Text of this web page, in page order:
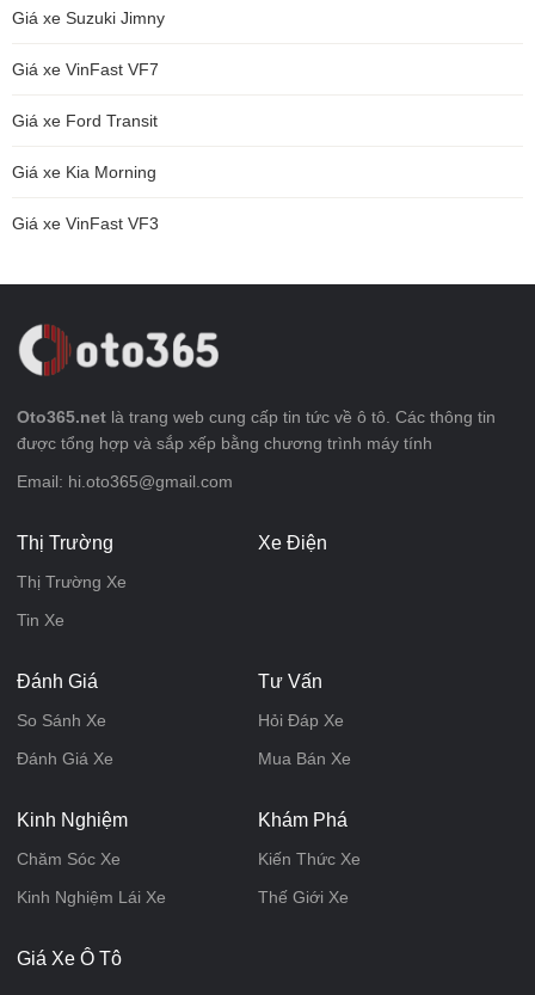
Giá xe Suzuki Jimny
Giá xe VinFast VF7
Giá xe Ford Transit
Giá xe Kia Morning
Giá xe VinFast VF3
Oto365.net là trang web cung cấp tin tức về ô tô. Các thông tin
được tổng hợp và sắp xếp bằng chương trình máy tính
Email: hi.oto365@gmail.com
Thị Trường
Thị Trường Xe
Tin Xe
Xe Điện
Đánh Giá
So Sánh Xe
Đánh Giá Xe
Tư Vấn
Hỏi Đáp Xe
Mua Bán Xe
Kinh Nghiệm
Chăm Sóc Xe
Kinh Nghiệm Lái Xe
Khám Phá
Kiến Thức Xe
Thế Giới Xe
Giá Xe Ô Tô